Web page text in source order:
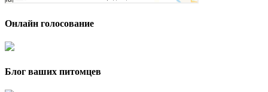
Онлайн голосование
Блог ваших питомцев